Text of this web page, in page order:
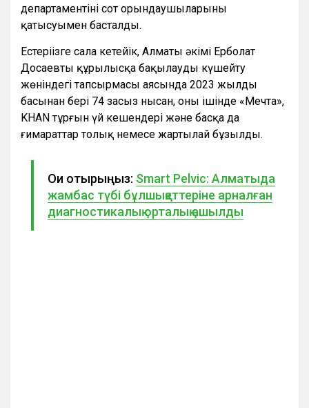
департаментінің сот орындаушыларының
қатысуымен басталды.
Естеріңізге сала кетейік, Алматы әкімі Ерболат
Досаевтың құрылысқа бақылауды күшейту
жөніндегі тапсырмасы аясында 2023 жылдың
басынан бері 74 заңсыз нысан, оның ішінде «Мечта»,
KHAN тұрғын үй кешендері және басқа да
ғимараттар толық немесе жартылай бұзылды.
Оқи отырыңыз: Smart Pelvic: Алматыда
жамбас түбі бұлшықеттеріне арналған
диагностикалық орталық ашылды